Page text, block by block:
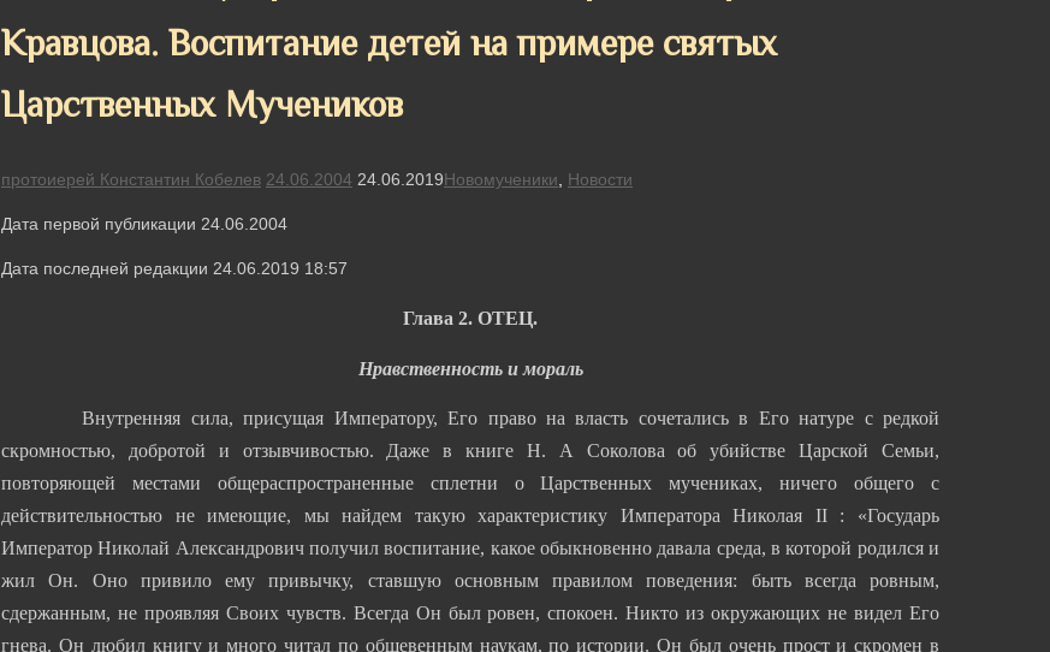
Кравцова. Воспитание детей на примере святых
Царственных Мучеников
протоиерей Константин Кобелев 24.06.2004 24.06.2019Новомученики Новости
Дата первой публикации 24.06.2004
Дата последней редакции 24.06.2019 18:57
Глава 2. ОТЕЦ.
Нравственность и мораль
Внутренняя сила, присущая Императору, Его право на власть сочетались в Его натуре с редкой
скромностью, добротой и отзывчивостью. Даже в книге Н. А Соколова об убийстве Царской Семьи,
повторяющей местами общераспространенные сплетни о Царственных мучениках, ничего общего с
действительностью не имеющие, мы найдем такую характеристику Императора Николая II : «Государь
Император Николай Александрович получил воспитание, какое обыкновенно давала среда, в которой родился и
жил Он. Оно привило ему привычку, ставшую основным правилом поведения: быть всегда ровным,
сдержанным, не проявляя Своих чувств. Всегда Он был ровен, спокоен. Никто из окружающих не видел Его
гнева. Он любил книгу и много читал по общевенным наукам, по истории. Он был очень прост и скромен в